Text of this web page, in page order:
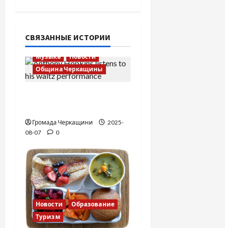
я
м
СВЯЗАННЫЕ ИСТОРИИ
Музыка
Новости
Община Черкащины
Громада Черкащини
2025-
08-07
0
Новости
Образование
Туризм